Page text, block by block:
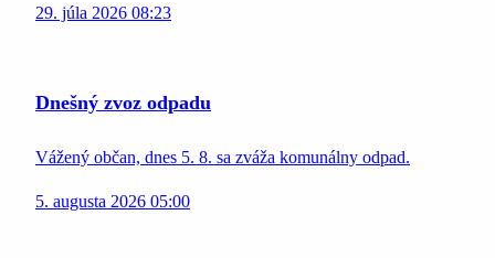
29. júla 2026 08:23
Dnešný zvoz odpadu
Vážený občan, dnes 5. 8. sa zváža komunálny odpad.
5. augusta 2026 05:00